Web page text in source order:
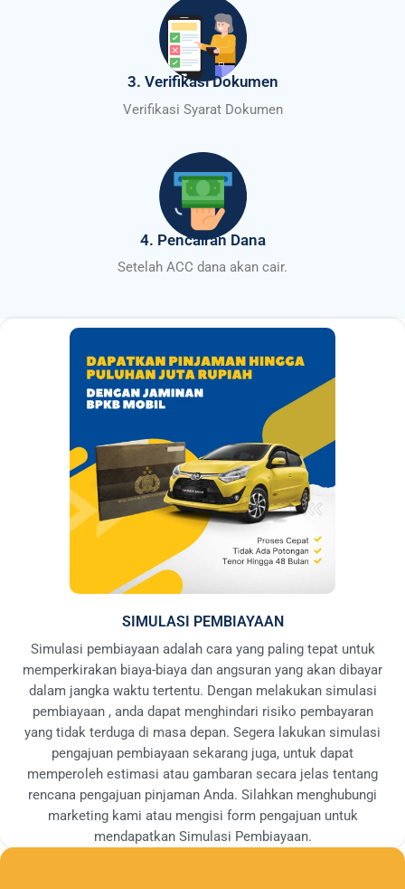
3. Verifikasi Dokumen
Verifikasi Syarat Dokumen
4. Pencairan Dana
Setelah ACC dana akan cair.
SIMULASI PEMBIAYAAN
Simulasi pembiayaan adalah cara yang paling tepat untuk
memperkirakan biaya-biaya dan angsuran yang akan dibayar
dalam jangka waktu tertentu. Dengan melakukan simulasi
pembiayaan , anda dapat menghindari risiko pembayaran
yang tidak terduga di masa depan. Segera lakukan simulasi
pengajuan pembiayaan sekarang juga, untuk dapat
memperoleh estimasi atau gambaran secara jelas tentang
rencana pengajuan pinjaman Anda. Silahkan menghubungi
marketing kami atau mengisi form pengajuan untuk
mendapatkan Simulasi Pembiayaan.